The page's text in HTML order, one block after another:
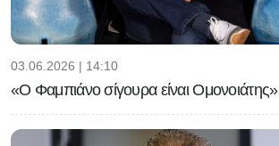
03.06.2026 | 14:10
«Ο Φαμπιάνο σίγουρα είναι Ομονοιάτης»